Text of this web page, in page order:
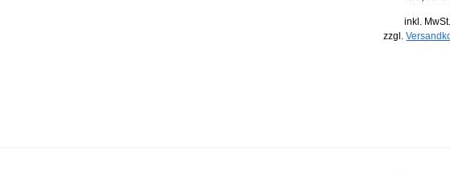
inkl. MwSt.
zzgl.